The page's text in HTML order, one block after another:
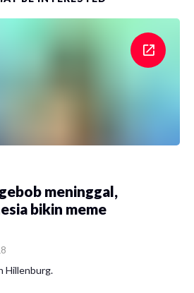
meninggal,
bikin meme
Hillenburg.